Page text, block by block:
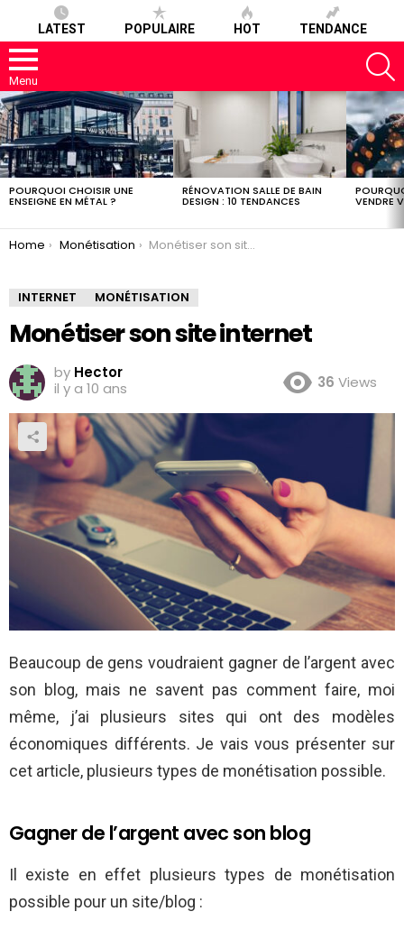
LATEST POPULAIRE HOT TENDANCE
Menu
LATEST
STORIES
POURQUOI CHOISIR UNE
ENSEIGNE EN MÉTAL ?
RÉNOVATION SALLE DE BAIN
DESIGN : 10 TENDANCES VENDRE
You are here:
Home Monétisation Monétiser son site internet
INTERNET MONÉTISATION
Monétiser son site internet
by Hector
il y a 10 ans
36 Views
Beaucoup de gens voudraient gagner de l’argent avec
son blog, mais ne savent pas comment faire, moi
même, j’ai plusieurs sites qui ont des modèles
économiques différents. Je vais vous présenter sur
cet article, plusieurs types de monétisation possible.
Gagner de l’argent avec son blog
Il existe en effet plusieurs types de monétisation
possible pour un site/blog :